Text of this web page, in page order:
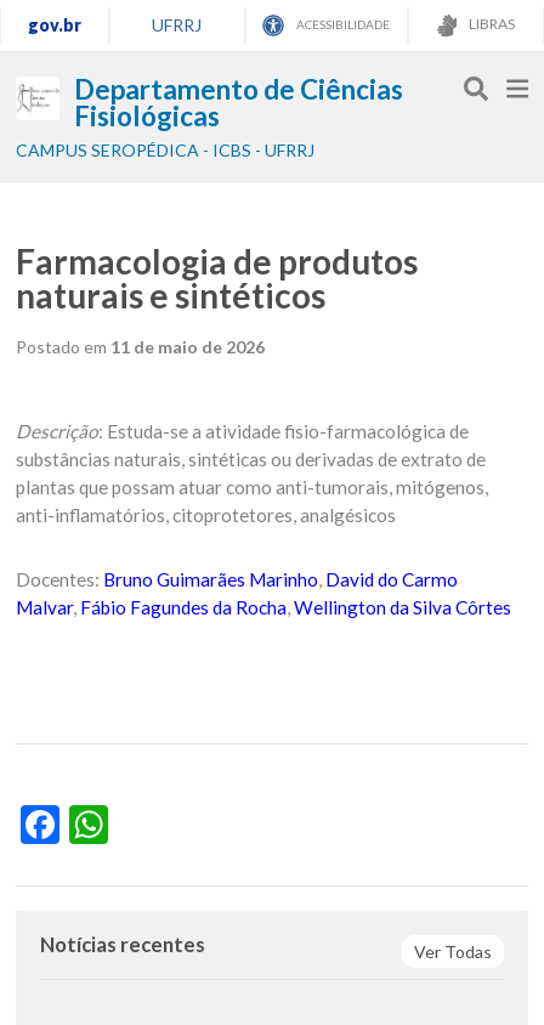
gov.br UFRRJ ACESSIBILIDADE LIBRAS
Departamento de Ciências
Fisiológicas
CAMPUS SEROPÉDICA - ICBS - UFRRJ
Farmacologia de produtos
naturais e sintéticos
Postado em 11 de maio de 2026
Descrição: Estuda-se a atividade fisio-farmacológica de
substâncias naturais, sintéticas ou derivadas de extrato de
plantas que possam atuar como anti-tumorais, mitógenos,
anti-inflamatórios, citoprotetores, analgésicos
Docentes: Bruno Guimarães Marinho, David do Carmo
Malvar, Fábio Fagundes da Rocha,Wellington da Silva Côrtes
Facebook
Ver Todas
Notícias recentes